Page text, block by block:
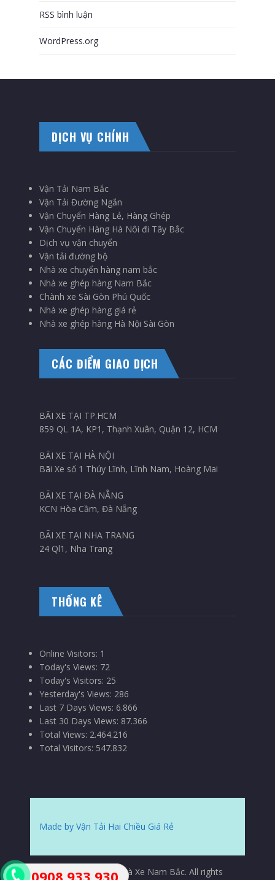
0908 933 930
RSS bình luận
WordPress.org
DỊCH VỤ CHÍNH
Vận Tải Nam Bắc
Vận Tải Đường Ngắn
Vận Chuyển Hàng Lẻ, Hàng Ghép
Vận Chuyển Hàng Hà Nôi đi Tây Bắc
Dịch vụ vận chuyển
Vận tải đường bộ
Nhà xe chuyển hàng nam bắc
Nhà xe ghép hàng Nam Bắc
Chành xe Sài Gòn Phú Quốc
Nhà xe ghép hàng giá rẻ
Nhà xe ghép hàng Hà Nội Sài Gòn
CÁC ĐIỂM GIAO DỊCH
BÃI XE TẠI TP.HCM
859 QL 1A, KP1, Thạnh Xuân, Quận 12, HCM
BÃI XE TẠI HÀ NỘI
Bãi Xe số 1 Thúy Lĩnh, Lĩnh Nam, Hoàng Mai
BÃI XE TẠI ĐÀ NẴNG
KCN Hòa Cầm, Đà Nẵng
BÃI XE TẠI NHA TRANG
24 Ql1, Nha Trang
THỐNG KÊ
Online Visitors: 1
Today's Views: 72
Today's Visitors: 25
Yesterday's Views: 286
Last 7 Days Views: 6.866
Last 30 Days Views: 87.366
Total Views: 2.464.216
Total Visitors: 547.832
Made by Vận Tải Hai Chiều Giá Rẻ
© Copyrights 2015 Nhà Xe Nam Bắc. All rights